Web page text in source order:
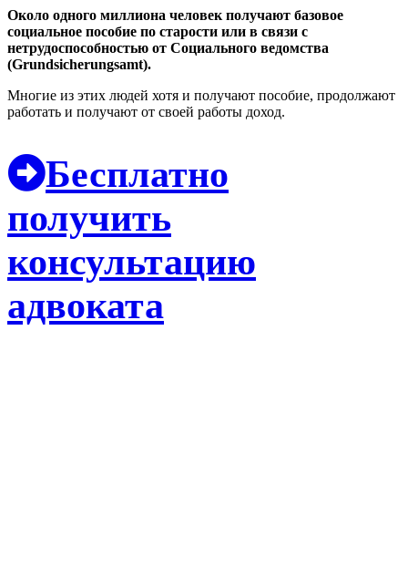
Около одного миллиона человек получают базовое
социальное пособие по старости или в связи с
нетрудоспособностью от Социального ведомства
(Grundsicherungsamt).
Многие из этих людей хотя и получают пособие, продолжают
работать и получают от своей работы доход.
Бесплатно
получить
консультацию
адвоката